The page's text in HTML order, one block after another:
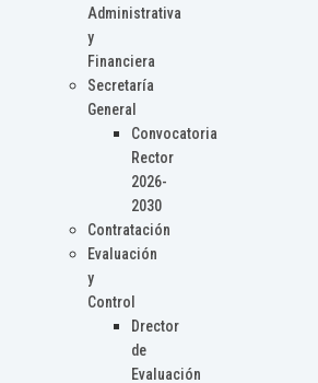
Administrativa
y
Financiera
Secretaría
General
Convocatoria
Rector
2026-
2030
Contratación
Evaluación
y
Control
Drector
de
Evaluación